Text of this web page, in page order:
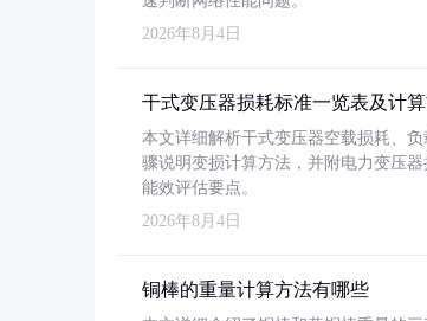
2026年8月4日
干式变压器损耗标准一览表及计
本文详细解析干式变压器空载损耗、
骤说明变损计算方法，并附电力变压
能效评估要点。
2026年8月4日
铜棒的重量计算方法有哪些